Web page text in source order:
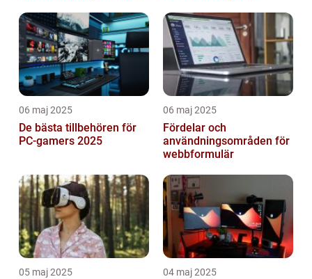
06 maj 2025
De bästa tillbehören för
PC-gamers 2025
06 maj 2025
Fördelar och
användningsområden för
webbformulär
05 maj 2025 04 maj 2025